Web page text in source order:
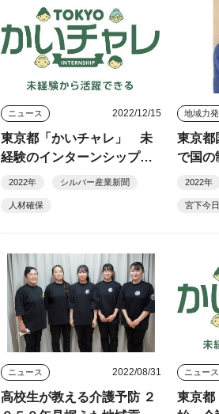
ニュース 2022/12/15
東京都「かいチャレ」 未
経験のインターンシップ好
評2022年 シルバー産業新聞
人材確保
地域力
東京
で国の
今日
2022年
宮下今
ニュース 2022/08/31
高校生が教える介護予防 ２
ニュース
東京都